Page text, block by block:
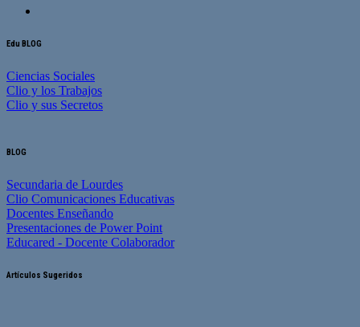
Edu BLOG
Ciencias Sociales
Clio y los Trabajos
Clio y sus Secretos
BLOG
Secundaria de Lourdes
Clio Comunicaciones Educativas
Docentes Enseñando
Presentaciones de Power Point
Educared - Docente Colaborador
Artículos Sugeridos